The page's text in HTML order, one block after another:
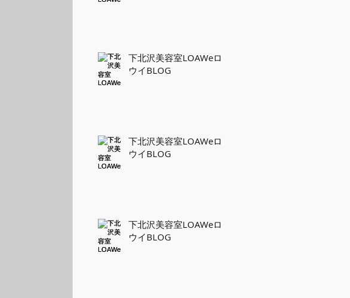
下北沢美容室LOAWeロ
ウイBLOG
下北沢美容室LOAWeロ
ウイBLOG
下北沢美容室LOAWeロ
ウイBLOG